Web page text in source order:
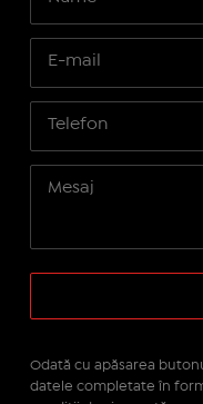
Odată cu apăsarea
datele completate în